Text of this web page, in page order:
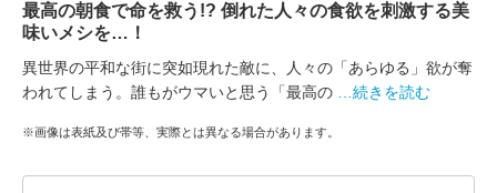
最高の朝食で命を救う!? 倒れた人々の食欲を刺激する美
味いメシを…！
異世界の平和な街に突如現れた敵に、人々の「あらゆる」欲が奪
われてしまう。誰もがウマいと思う「最高の
…続きを読む
※画像は表紙及び帯等、実際とは異なる場合があります。